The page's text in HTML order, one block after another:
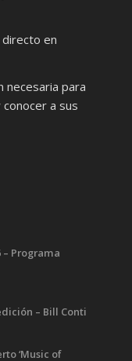
en
necesaria para
a sus
Programa
– Bill Conti
‘Music of